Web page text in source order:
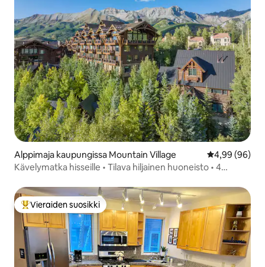
Alppimaja kaupungissa Mountain Village
4,99 (96)
Kävelymatka hisseille • Tilava hiljainen huoneisto • 4
Vieraiden suosikkien parhaimmistoa
Vieraiden suosikki